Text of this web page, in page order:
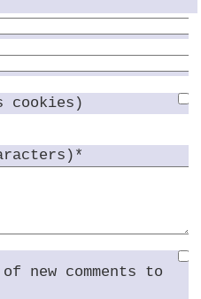
cookies)
new comments to